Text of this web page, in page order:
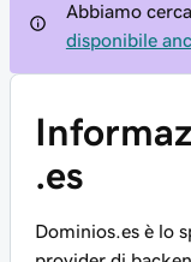
Abbiamo
disponibile
.es
Dominios.es è lo